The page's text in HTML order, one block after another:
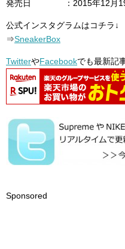
発売日 ：2015年12月19
公式インスタグラムはコチラ↓
⇒SneakerBox
TwitterやFacebookでも最新記
Sponsored